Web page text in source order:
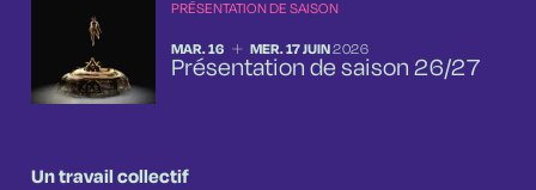
PRÉSENTATION DE SAISON
DU
MARDI
MAR.16 AU
MERCREDI
MER.17JUIN
JUIN2026
Présentation de saison 26/27
Un travail collectif